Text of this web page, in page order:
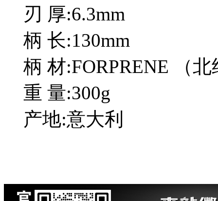
刃 厚:6.3mm
柄 长:130mm
柄 材:FORPRENE （
重 量:300g
产地:意大利